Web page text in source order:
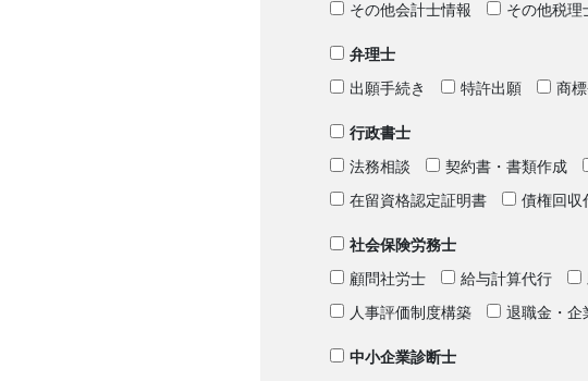
その他会計士情報
その他税理
弁理士
出願手続き
特許出願 商
行政書士
法務相談
契約書・書類作成
在留資格認定証明書
債権回収
社会保険労務士
顧問社労士
給与計算代行
人事評価制度構築
退職金・企
中小企業診断士